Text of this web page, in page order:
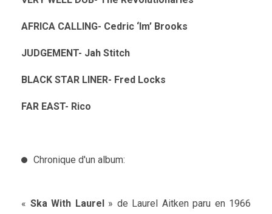
AFRICA CALLING- Cedric ‘Im’ Brooks
JUDGEMENT- Jah Stitch
BLACK STAR LINER- Fred Locks
FAR EAST- Rico
Chronique d'un album:
« Ska With Laurel» de Laurel Aitken paru en 1966